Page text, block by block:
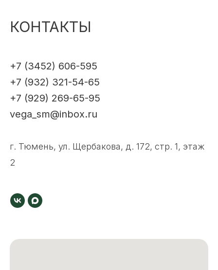
КОНТАКТЫ
+7 (3452) 606-595
+7 (932) 321-54-65
+7 (929) 269-65-95
vega_sm@inbox.ru
г. Тюмень, ул. Щербакова, д. 172, стр. 1, этаж
2